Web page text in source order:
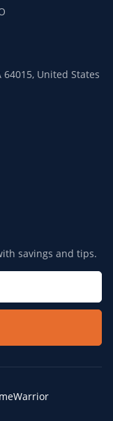
64015, United States
savings and tips.